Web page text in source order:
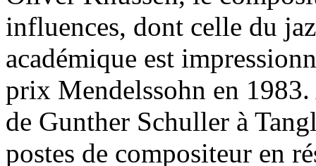
influences, dont celle du
académique est
prix Mendelssohn en
de Gunther Schuller à
postes de compositeur en